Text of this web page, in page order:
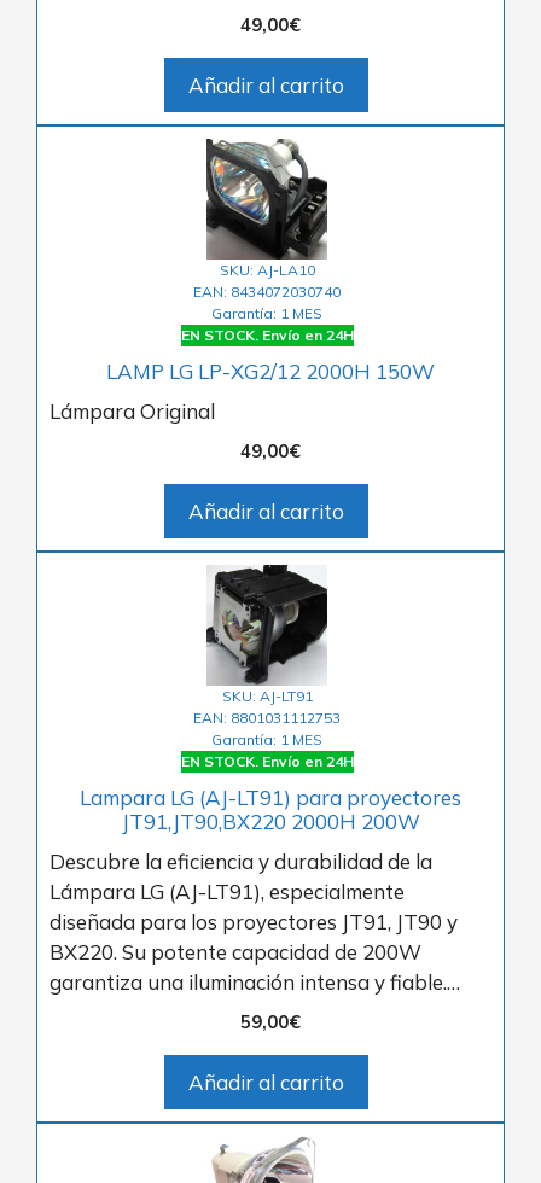
49,00€
Añadir al carrito
SKU: AJ-LA10
EAN: 8434072030740
Garantía: 1 MES
EN STOCK. Envío en 24H
LAMP LG LP-XG2/12 2000H 150W
Lámpara Original
49,00€
Añadir al carrito
SKU: AJ-LT91
EAN: 8801031112753
Garantía: 1 MES
EN STOCK. Envío en 24H
Lampara LG (AJ-LT91) para proyectores
JT91,JT90,BX220 2000H 200W
Descubre la eficiencia y durabilidad de la
Lámpara LG (AJ-LT91), especialmente
diseñada para los proyectores JT91, JT90 y
BX220. Su potente capacidad de 200W
garantiza una iluminación intensa y fiable.…
59,00€
Añadir al carrito